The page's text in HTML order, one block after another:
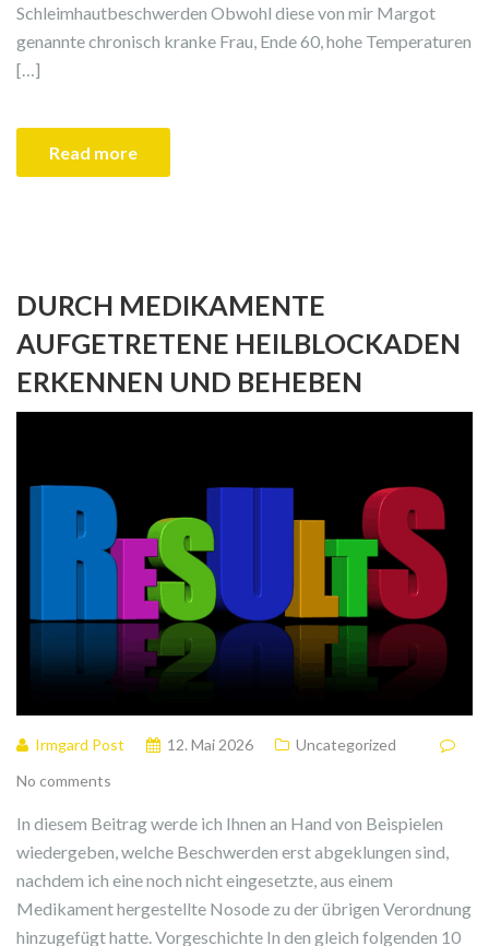
Schleimhautbeschwerden Obwohl diese von mir Margot
genannte chronisch kranke Frau, Ende 60, hohe Temperaturen
[…]
Read more
DURCH MEDIKAMENTE
AUFGETRETENE HEILBLOCKADEN
ERKENNEN UND BEHEBEN
Irmgard Post 12. Mai 2026
Uncategorized
No comments
In diesem Beitrag werde ich Ihnen an Hand von Beispielen
wiedergeben, welche Beschwerden erst abgeklungen sind,
nachdem ich eine noch nicht eingesetzte, aus einem
Medikament hergestellte Nosode zu der übrigen Verordnung
hinzugefügt hatte. Vorgeschichte In den gleich folgenden 10